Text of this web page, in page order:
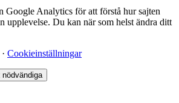
Google Analytics för att förstå hur sajten
upplevelse. Du kan när som helst ändra ditt
· Cookieinställningar
nödvändiga